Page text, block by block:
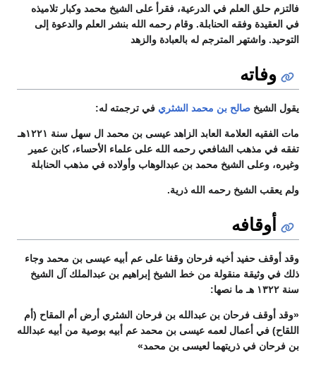
فالتزم حلق العلم في الدرعية، فقرأ على الشيخ محمد وكبار تلاميذه
في العقيدة وفقه الحنابلة. وقام رحمه الله بنشر العلم والدعوة إلى
التوحيد. واشتهر المترجم له بالعبادة والزهد
وفاته
يقول الشيخ صالح بن محمد الشثري في ترجمته له:
مات الفقيه العلامة العابد الزاهد عیسی بن محمد ال سهل سنة ۱۲۲۱هـ
تفقه في مذهب الشافعي رحمه الله على علماء الأحساء، كابن عمير
وغيره، وعلى الشيخ محمد بن عبدالوهاب وأولاده في مذهب الحنابلة
ولم يعقب الشيخ رحمه الله ذرية.
أوقافه
وقد أوقف حفيد أخيه فرحان وقفا على عم أبيه عيسى بن محمد وجاء
ذلك في وثيقة منقولة من خط الشيخ إبراهيم بن عبدالملك آل الشيخ
سنة ۱۳۲۲ هـ ما نصها:
«وقد أوقف فرحان بن عبدالله بن فرحان الشثري أرض أم المقاح (أم
اللقاح) في أعمال لعمه عیسی بن محمد عم أبيه بوصية من أبيه عبدالله
بن فرحان في ذريتهما لعيسى بن محمد»